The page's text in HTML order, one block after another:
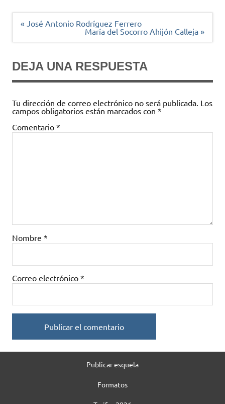
Navegación
« José Antonio Rodríguez Ferrero
María del Socorro Ahijón Calleja »
DEJA UNA RESPUESTA
Tu dirección de correo electrónico no será publicada. Los
campos obligatorios están marcados con *
Comentario *
Nombre *
Correo electrónico *
Publicar esquela
Formatos